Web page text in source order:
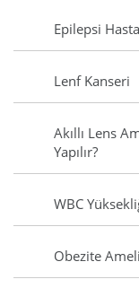
Epilepsi
Lenf Kanseri
Akıllı Lens
Yapılır?
WBC
Obezite